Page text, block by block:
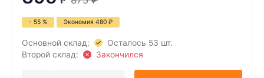
- 55 % Экономия 480 ₽
Основной склад:
Осталось 53 шт.
Второй склад:
Закончился